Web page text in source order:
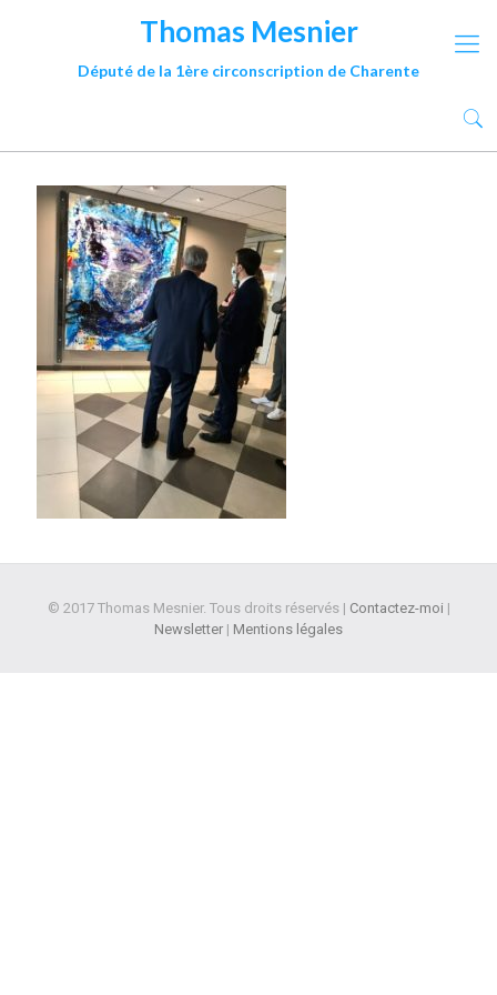
Thomas Mesnier
Député de la 1ère circonscription de Charente
© 2017 Thomas Mesnier. Tous droits réservés | Contactez-moi |
Newsletter | Mentions légales